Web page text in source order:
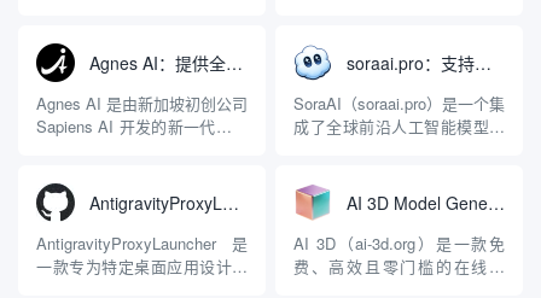
LuaJIT 构建，并在 2019 年作
为顶级开源项目捐赠给
Apache 软件基金会。APISIX
彻底摒...
程助手的账号与运行环境而设
计。它目前支持包括
Antigravity IDE、Codex、
GitHub Copilo...
Agnes AI：提供全模态模型免费API、支持图文视频生成与复杂工程执行的智能体平台
Agnes AI 是由新加坡初创公司
Sapiens AI 开发的新一代多模
限制，提供集文本、图像、视
频生成于一体的“全模态”大模
型能力。平台的核心产品矩阵
包括主打自动化工作流的
soraai.pro：支持多模型文字转视频和图像生成的在线创作工具
SoraAI（soraai.pro）是一个集
成了全球前沿人工智能模型的
者、营销人员及广大用户提供
一站式、开箱即用的视觉内容
生成解决方案。网站的核心优
势在于其强大的多模型聚合能
AntigravityProxyLauncher：免TUN全局代理使用Antigravity IDE
AntigravityProxyLauncher 是
一款专为特定桌面应用设计的
AI 3D Model Generator：通过文本和图像快速生成3D模型的在线工具
AI 3D（ai-3d.org）是一款免
费、高效且零门槛的在线AI